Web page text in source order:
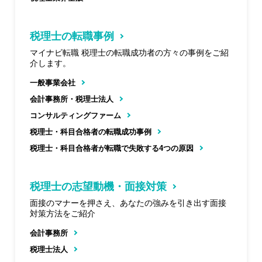
税理士の転職事例
マイナビ転職 税理士の転職成功者の方々の事例をご紹
介します。
一般事業会社
会計事務所・税理士法人
コンサルティングファーム
税理士・科目合格者の転職成功事例
税理士・科目合格者が転職で失敗する4つの原因
税理士の志望動機・面接対策
面接のマナーを押さえ、あなたの強みを引き出す面接
対策方法をご紹介
会計事務所
税理士法人